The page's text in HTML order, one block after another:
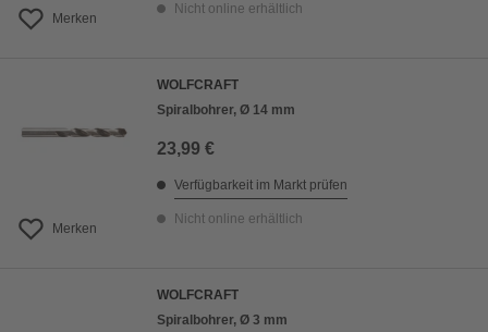
Merken
Nicht online erhältlich
Merken
WOLFCRAFT
Spiralbohrer, Ø 14 mm
23,99 €
Verfügbarkeit im Markt prüfen
Nicht online erhältlich
WOLFCRAFT
Spiralbohrer, Ø 3 mm